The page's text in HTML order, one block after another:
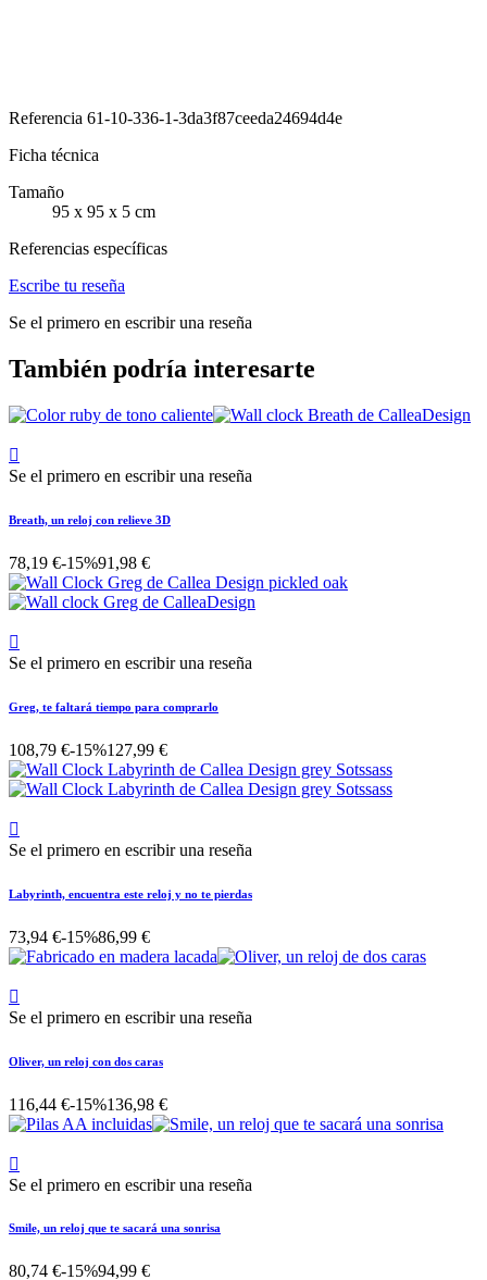
Referencia 61-10-336-1-3da3f87ceeda24694d4e
Ficha técnica
Tamaño
95 x 95 x 5 cm
Referencias específicas
Escribe tu reseña
Se el primero en escribir una reseña
También podría interesarte

Se el primero en escribir una reseña
Breath, un reloj con relieve 3D
78,19 €-15%91,98 €

Se el primero en escribir una reseña
Greg, te faltará tiempo para comprarlo
108,79 €-15%127,99 €

Se el primero en escribir una reseña
Labyrinth, encuentra este reloj y no te pierdas
73,94 €-15%86,99 €

Se el primero en escribir una reseña
Oliver, un reloj con dos caras
116,44 €-15%136,98 €

Se el primero en escribir una reseña
Smile, un reloj que te sacará una sonrisa
80,74 €-15%94,99 €